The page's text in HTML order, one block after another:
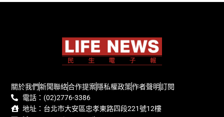
關於我們新聞聯絡合作提案隱私權政策作者聲明訂閱
電話：(02)2776-3386
地址：台北市大安區忠孝東路四段221號12樓